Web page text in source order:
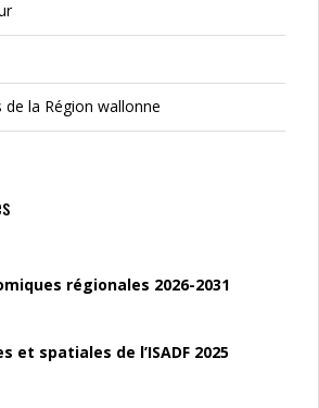
la Région wallonne
régionales 2026-2031
et spatiales de l’ISADF 2025